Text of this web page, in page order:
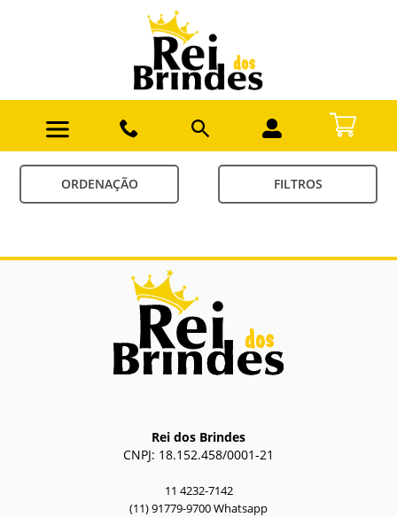
ORDENAÇÃO FILTROS
Rei dos Brindes
CNPJ: 18.152.458/0001-21
11 4232-7142
(11) 91779-9700 Whatsapp